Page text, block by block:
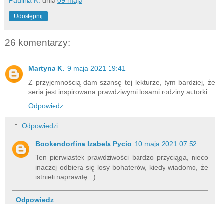
Udostępnij
26 komentarzy:
Martyna K. 9 maja 2021 19:41
Z przyjemnością dam szansę tej lekturze, tym bardziej, że
seria jest inspirowana prawdziwymi losami rodziny autorki.
Odpowiedz
Odpowiedzi
Bookendorfina Izabela Pycio 10 maja 2021 07:52
Ten pierwiastek prawdziwości bardzo przyciąga, nieco
inaczej odbiera się losy bohaterów, kiedy wiadomo, że
istnieli naprawdę. :)
Odpowiedz